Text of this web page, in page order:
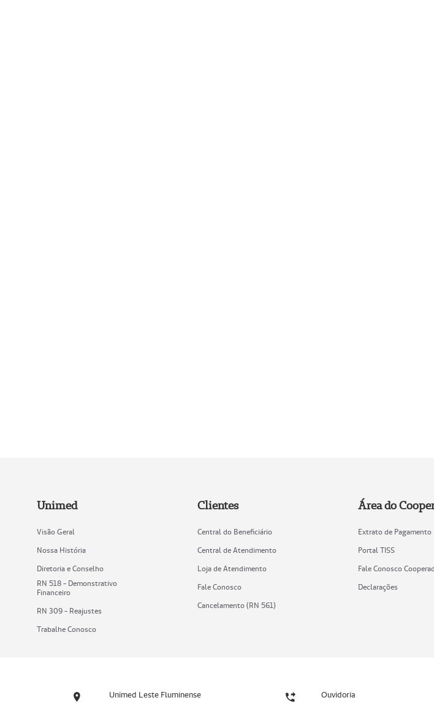
Unimed
Visão Geral
Nossa História
Diretoria e Conselho
RN 518 - Demonstrativo
Financeiro
RN 309 - Reajustes
Trabalhe Conosco
Clientes
Central do Beneficiário
Central de Atendimento
Loja de Atendimento
Fale Conosco
Cancelamento (RN 561)
Área do
Extrato de Pagamento
Portal TISS
Fale Conosco
Declarações
Unimed Leste Fluminense Ouvidoria